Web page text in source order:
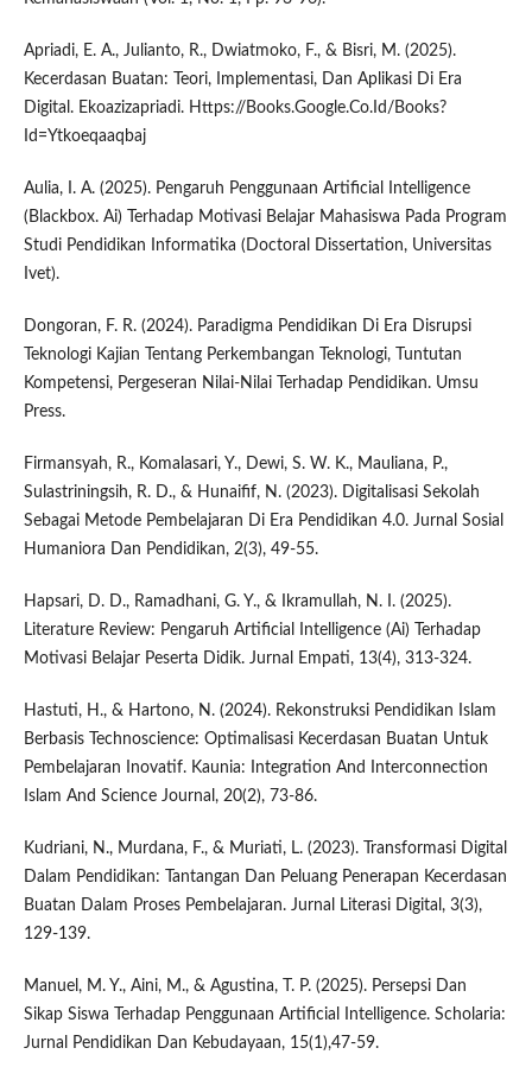
Apriadi, E. A., Julianto, R., Dwiatmoko, F., & Bisri, M. (2025).
Kecerdasan Buatan: Teori, Implementasi, Dan Aplikasi Di Era
Digital. Ekoazizapriadi. Https://Books.Google.Co.Id/Books?
Id=Ytkoeqaaqbaj
Aulia, I. A. (2025). Pengaruh Penggunaan Artificial Intelligence
(Blackbox. Ai) Terhadap Motivasi Belajar Mahasiswa Pada Program
Studi Pendidikan Informatika (Doctoral Dissertation, Universitas
Ivet).
Dongoran, F. R. (2024). Paradigma Pendidikan Di Era Disrupsi
Teknologi Kajian Tentang Perkembangan Teknologi, Tuntutan
Kompetensi, Pergeseran Nilai-Nilai Terhadap Pendidikan. Umsu
Press.
Firmansyah, R., Komalasari, Y., Dewi, S. W. K., Mauliana, P.,
Sulastriningsih, R. D., & Hunaifif, N. (2023). Digitalisasi Sekolah
Sebagai Metode Pembelajaran Di Era Pendidikan 4.0. Jurnal Sosial
Humaniora Dan Pendidikan, 2(3), 49-55.
Hapsari, D. D., Ramadhani, G. Y., & Ikramullah, N. I. (2025).
Literature Review: Pengaruh Artificial Intelligence (Ai) Terhadap
Motivasi Belajar Peserta Didik. Jurnal Empati, 13(4), 313-324.
Hastuti, H., & Hartono, N. (2024). Rekonstruksi Pendidikan Islam
Berbasis Technoscience: Optimalisasi Kecerdasan Buatan Untuk
Pembelajaran Inovatif. Kaunia: Integration And Interconnection
Islam And Science Journal, 20(2), 73-86.
Kudriani, N., Murdana, F., & Muriati, L. (2023). Transformasi Digital
Dalam Pendidikan: Tantangan Dan Peluang Penerapan Kecerdasan
Buatan Dalam Proses Pembelajaran. Jurnal Literasi Digital, 3(3),
129-139.
Manuel, M. Y., Aini, M., & Agustina, T. P. (2025). Persepsi Dan
Sikap Siswa Terhadap Penggunaan Artificial Intelligence. Scholaria:
Jurnal Pendidikan Dan Kebudayaan, 15(1),47-59.